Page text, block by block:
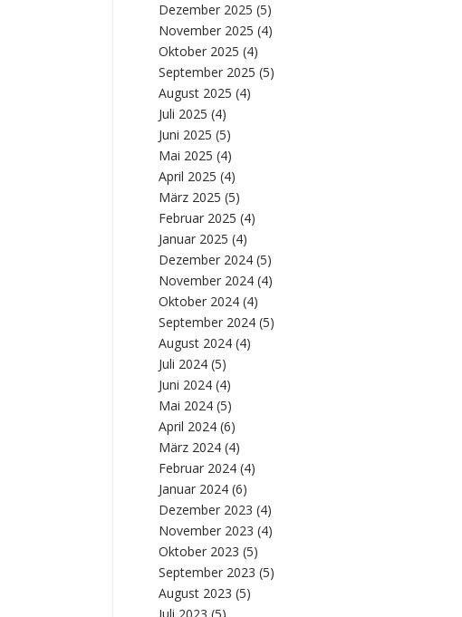
Dezember 2025 (5)
November 2025 (4)
Oktober 2025 (4)
September 2025 (5)
August 2025 (4)
Juli 2025 (4)
Juni 2025 (5)
Mai 2025 (4)
April 2025 (4)
März 2025 (5)
Februar 2025 (4)
Januar 2025 (4)
Dezember 2024 (5)
November 2024 (4)
Oktober 2024 (4)
September 2024 (5)
August 2024 (4)
Juli 2024 (5)
Juni 2024 (4)
Mai 2024 (5)
April 2024 (6)
März 2024 (4)
Februar 2024 (4)
Januar 2024 (6)
Dezember 2023 (4)
November 2023 (4)
Oktober 2023 (5)
September 2023 (5)
August 2023 (5)